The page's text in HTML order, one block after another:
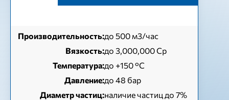
Производительность:до 500 м3/час
Вязкость:до 3,000,000 Cp
Температура:до +150 °C
Давление:до 48 бар
Диаметр частиц:наличие частиц до 7%